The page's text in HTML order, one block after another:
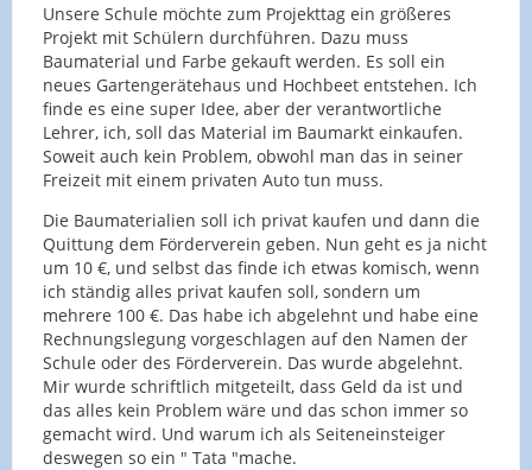
Unsere Schule möchte zum Projekttag ein größeres
Projekt mit Schülern durchführen. Dazu muss
Baumaterial und Farbe gekauft werden. Es soll ein
neues Gartengerätehaus und Hochbeet entstehen. Ich
finde es eine super Idee, aber der verantwortliche
Lehrer, ich, soll das Material im Baumarkt einkaufen.
Soweit auch kein Problem, obwohl man das in seiner
Freizeit mit einem privaten Auto tun muss.
Die Baumaterialien soll ich privat kaufen und dann die
Quittung dem Förderverein geben. Nun geht es ja nicht
um 10 €, und selbst das finde ich etwas komisch, wenn
ich ständig alles privat kaufen soll, sondern um
mehrere 100 €. Das habe ich abgelehnt und habe eine
Rechnungslegung vorgeschlagen auf den Namen der
Schule oder des Förderverein. Das wurde abgelehnt.
Mir wurde schriftlich mitgeteilt, dass Geld da ist und
das alles kein Problem wäre und das schon immer so
gemacht wird. Und warum ich als Seiteneinsteiger
deswegen so ein " Tata "mache.